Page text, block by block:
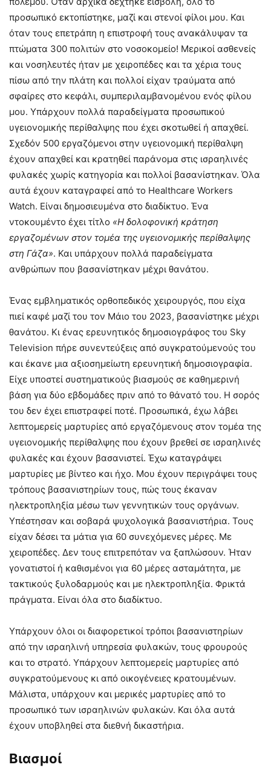
προσωπικό εκτοπίστηκε, μαζί και στενοί φίλοι μου. Και
όταν τους επετράπη η επιστροφή τους ανακάλυψαν τα
πτώματα 300 πολιτών στο νοσοκομείο! Μερικοί ασθενείς
και νοσηλευτές ήταν με χειροπέδες και τα χέρια τους
πίσω από την πλάτη και πολλοί είχαν τραύματα από
σφαίρες στο κεφάλι, συμπεριλαμβανομένου ενός φίλου
μου. Υπάρχουν πολλά παραδείγματα προσωπικού
υγειονομικής περίθαλψης που έχει σκοτωθεί ή απαχθεί.
Σχεδόν 500 εργαζόμενοι στην υγειονομική περίθαλψη
έχουν απαχθεί και κρατηθεί παράνομα στις ισραηλινές
φυλακές χωρίς κατηγορία και πολλοί βασανίστηκαν. Όλα
αυτά έχουν καταγραφεί από το Healthcare Workers
Watch. Είναι δημοσιευμένα στο διαδίκτυο. Ένα
ντοκουμέντο έχει τίτλο «Η δολοφονική κράτηση
εργαζομένων στον τομέα της υγειονομικής περίθαλψης
στη Γάζα». Και υπάρχουν πολλά παραδείγματα
ανθρώπων που βασανίστηκαν μέχρι θανάτου.
Ένας εμβληματικός ορθοπεδικός χειρουργός, που είχα
πιεί καφέ μαζί του τον Μάιο του 2023, βασανίστηκε μέχρι
θανάτου. Κι ένας ερευνητικός δημοσιογράφος του Sky
Television πήρε συνεντεύξεις από συγκρατούμενούς του
και έκανε μια αξιοσημείωτη ερευνητική δημοσιογραφία.
Είχε υποστεί συστηματικούς βιασμούς σε καθημερινή
βάση για δύο εβδομάδες πριν από το θάνατό του. Η σορός
του δεν έχει επιστραφεί ποτέ. Προσωπικά, έχω λάβει
λεπτομερείς μαρτυρίες από εργαζόμενους στον τομέα της
υγειονομικής περίθαλψης που έχουν βρεθεί σε ισραηλινές
φυλακές και έχουν βασανιστεί. Έχω καταγράψει
μαρτυρίες με βίντεο και ήχο. Μου έχουν περιγράψει τους
τρόπους βασανιστηρίων τους, πώς τους έκαναν
ηλεκτροπληξία μέσω των γεννητικών τους οργάνων.
Υπέστησαν και σοβαρά ψυχολογικά βασανιστήρια. Τους
είχαν δέσει τα μάτια για 60 συνεχόμενες μέρες. Με
χειροπέδες. Δεν τους επιτρεπόταν να ξαπλώσουν. Ήταν
γονατιστοί ή καθισμένοι για 60 μέρες ασταμάτητα, με
τακτικούς ξυλοδαρμούς και με ηλεκτροπληξία. Φρικτά
πράγματα. Είναι όλα στο διαδίκτυο.
Υπάρχουν όλοι οι διαφορετικοί τρόποι βασανιστηρίων
από την ισραηλινή υπηρεσία φυλακών, τους φρουρούς
και το στρατό. Υπάρχουν λεπτομερείς μαρτυρίες από
συγκρατούμενους κι από οικογένειες κρατουμένων.
Μάλιστα, υπάρχουν και μερικές μαρτυρίες από το
προσωπικό των ισραηλινών φυλακών. Και όλα αυτά
έχουν υποβληθεί στα διεθνή δικαστήρια.
Βιασμοί